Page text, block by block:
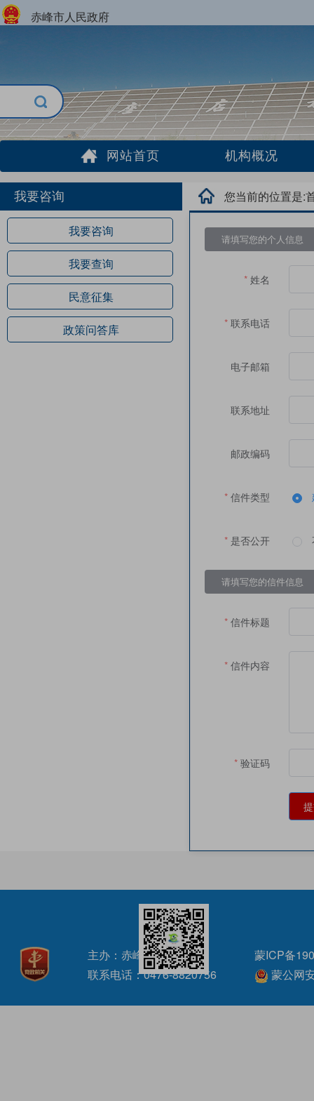
赤峰市人民政府
网站首页 机构概况
我要咨询
我要咨询
我要查询
民意征集
政策问答库
您当前的位置是:
请填写您的个人信息
姓名
联系电话
电子邮箱
联系地址
邮政编码
信件类型
是否公开
请填写您的信件信息
信件标题
信件内容
验证码
主办：赤峰市水利局
联系电话：0476-8820756
蒙ICP备
蒙公网